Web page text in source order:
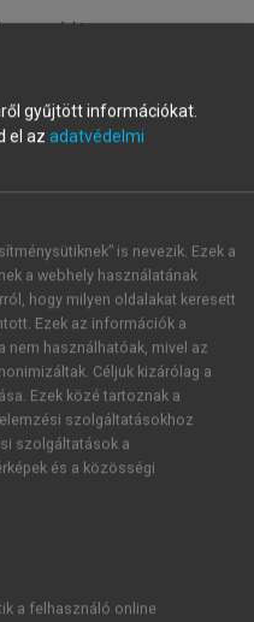
Kulináris
üzleti
keresztül a
amelynek
hegység és a folyó
a Dunakanyar
gyűjtött információkat.
el az adatvédelmi
is nevezik. Ezek a
a webhely használatának
hogy milyen oldalakat keresett
Ezek az információk a
használhatóak, mivel az
Céljuk kizárólag a
Ezek közé tartoznak a
szolgáltatásokhoz
szolgáltatások a
és a közösségi
a felhasználó online